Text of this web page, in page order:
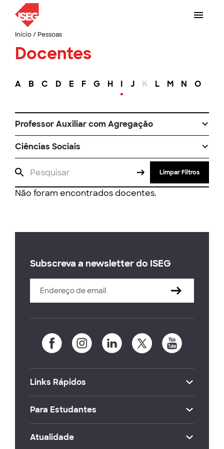
Início/ Pessoas
Docentes
A B C D E F G H I J K L M N O
Professor Auxiliar com Agregação
Ciências Sociais
Limpar Filtros
Não foram encontrados docentes.
Subscreva a newsletter do ISEG
Links Rápidos
Para Estudantes
Atualidade